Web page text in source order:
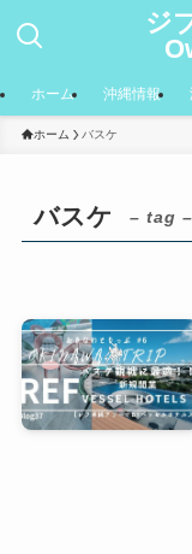
ジ
ホーム 沖縄情報
ホーム バスケ
バスケ – tag –